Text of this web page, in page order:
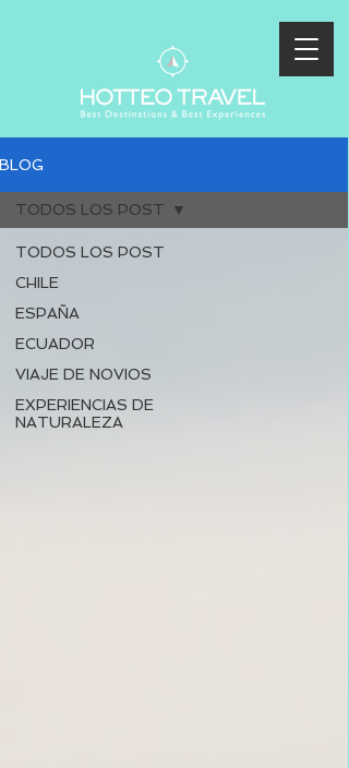
BLOG
TODOS LOS POST
CHILE
ESPAÑA
ECUADOR
VIAJE DE NOVIOS
EXPERIENCIAS DE
NATURALEZA
TODOS LOS POST